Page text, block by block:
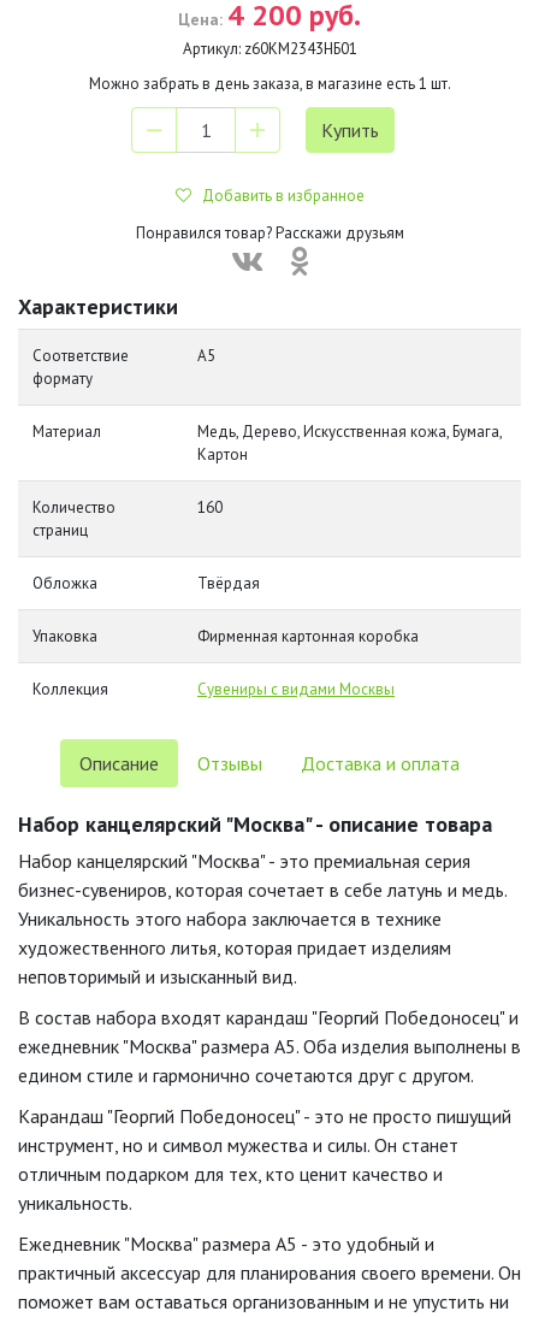
Цена: 4 200 руб.
Артикул: z60КМ2343НБ01
Можно забрать в день заказа, в магазине есть1 шт.
Добавить в избранное
Понравился товар? Расскажи друзьям
Характеристики
Соответствие
формату
А5
Материал
Медь, Дерево, Искусственная кожа, Бумага,
Картон
Количество
страниц
160
Обложка Твёрдая
Упаковка Фирменная картонная коробка
Коллекция Сувениры с видами Москвы
Описание Отзывы Доставка и оплата
Набор канцелярский "Москва" - описание товара
Набор канцелярский "Москва" - это премиальная серия
бизнес-сувениров, которая сочетает в себе латунь и медь.
Уникальность этого набора заключается в технике
художественного литья, которая придает изделиям
неповторимый и изысканный вид.
В состав набора входят карандаш "Георгий Победоносец" и
ежедневник "Москва" размера А5. Оба изделия выполнены в
едином стиле и гармонично сочетаются друг с другом.
Карандаш "Георгий Победоносец" - это не просто пишущий
инструмент, но и символ мужества и силы. Он станет
отличным подарком для тех, кто ценит качество и
уникальность.
Ежедневник "Москва" размера А5 - это удобный и
практичный аксессуар для планирования своего времени. Он
поможет вам оставаться организованным и не упустить ни